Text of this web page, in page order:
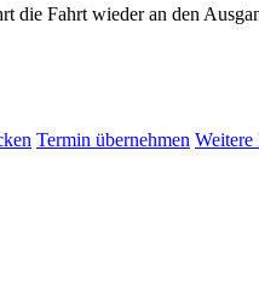
die Fahrt wieder an den
Termin übernehmen Weitere